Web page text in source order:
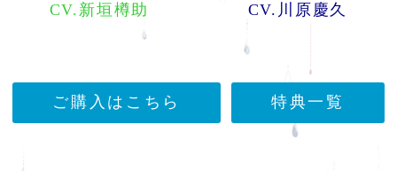
CV.新垣樽助 CV.川原慶久
ご購入はこちら 特典一覧